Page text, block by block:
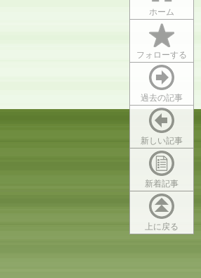
ホーム
フォローする
過去の記事
新しい記事
新着記事
上に戻る